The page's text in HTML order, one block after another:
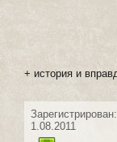
+ история и
Зарегистрирован:
1.08.2011